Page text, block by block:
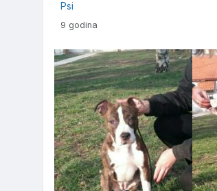
Psi
9 godina